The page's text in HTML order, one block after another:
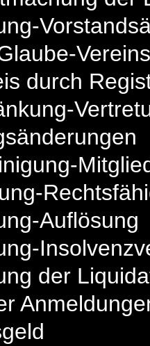
durch
Auflösung
der